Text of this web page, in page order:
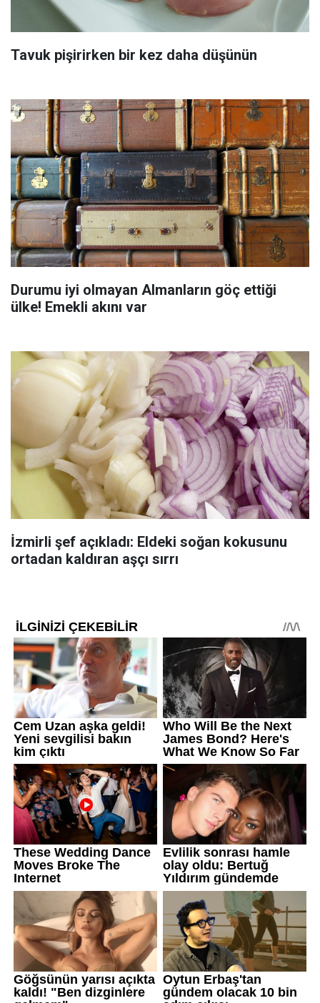
Tavuk pişirirken bir kez daha düşünün
Durumu iyi olmayan Almanların göç ettiği
ülke! Emekli akını var
İzmirli şef açıkladı: Eldeki soğan kokusunu
ortadan kaldıran aşçı sırrı